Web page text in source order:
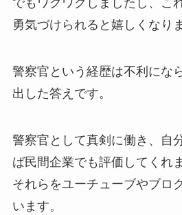
でもワクワクしましたし、こ
勇気づけられると嬉しくなり
警察官という経歴は不利にな
出した答えです。
警察官として真剣に働き、自
ば民間企業でも評価してくれ
それらをユーチューブやブロ
います。